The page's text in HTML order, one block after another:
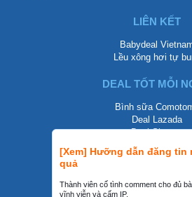
[Xem] Hưỡng dẫn đăng tin
quả
Thành viên cố tình comment cho đủ
vĩnh viễn và cấm IP.
LIÊN KẾT
Babydeal
Lều xông hơi tự
DEAL TỐT MỖI
Bình sữa
Deal Lazada
Deal Shopee
LIÊN HỆ
0858002468